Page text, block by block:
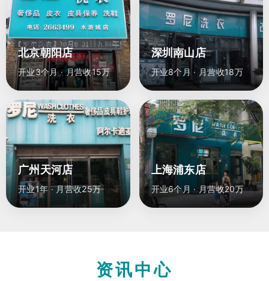
北京朝阳店
开业3个月 · 月营收15万
深圳南山店
开业8个月 · 月营收18万
广州天河店
开业1年 · 月营收25万
上海浦东店
开业6个月 · 月营收20万
资讯中心